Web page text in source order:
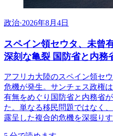
政治·2026年8月4日
スペイン領セウタ、未曾
深刻な亀裂 国防省と内務
アフリカ大陸のスペイン領セ
危機が発生。サンチェス政権
有無をめぐり国防省と内務省
た。単なる移民問題ではなく
露呈した複合的危機を深掘りす